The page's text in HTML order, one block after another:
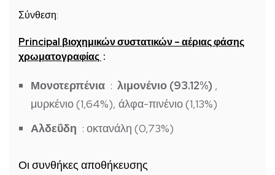
Σύνθεση:
Principal βιοχημικών συστατικών – αέριας φάσης
χρωματογραφίας :
Μονοτερπένια : λιμονένιο (93.12%) ,
μυρκένιο (1,64%), άλφα-πινένιο (1,13%)
Αλδεΰδη : οκτανάλη (0,73%)
Οι συνθήκες αποθήκευσης